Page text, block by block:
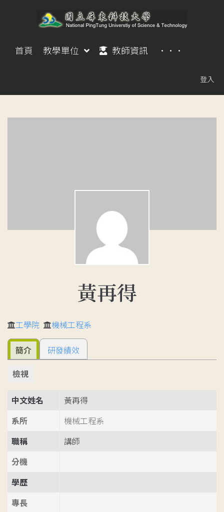
首頁 教學單位 教師資訊 ···
登入
黃再得
工學院 機械工程系
簡介
研發績效
檢視
中文姓名
黃再得
系所
機械工程系
職稱
講師
分機
學歷
專長